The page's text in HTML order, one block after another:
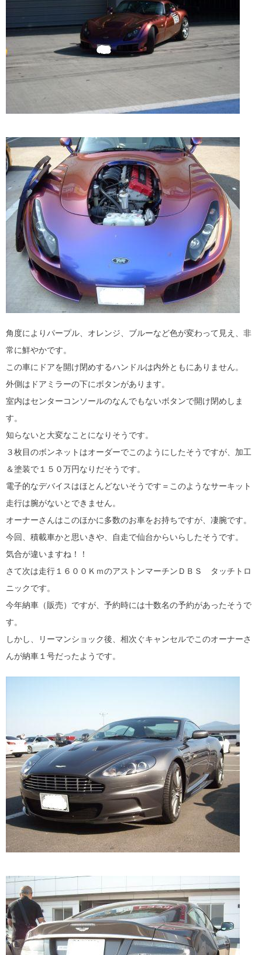
角度によりパープル、オレンジ、ブルーなど色が変わって見え、非
常に鮮やかです。
この車にドアを開け閉めするハンドルは内外ともにありません。
外側はドアミラーの下にボタンがあります。
室内はセンターコンソールのなんでもないボタンで開け閉めしま
す。
知らないと大変なことになりそうです。
３枚目のボンネットはオーダーでこのようにしたそうですが、加工
＆塗装で１５０万円なりだそうです。
電子的なデバイスはほとんどないそうです＝このようなサーキット
走行は腕がないとできません。
オーナーさんはこのほかに多数のお車をお持ちですが、凄腕です。
今回、積載車かと思いきや、自走で仙台からいらしたそうです。
気合が違いますね！！
さて次は走行１６００ＫｍのアストンマーチンＤＢＳ タッチトロ
ニックです。
今年納車（販売）ですが、予約時には十数名の予約があったそうで
す。
しかし、リーマンショック後、相次ぐキャンセルでこのオーナーさ
んが納車１号だったようです。